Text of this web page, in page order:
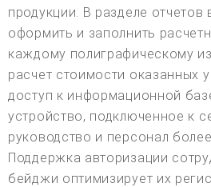
продукции. В разделе
оформить и заполнить
каждому полиграфическому
расчет стоимости оказанных
доступ к информационной
устройство, подключенное к
руководство и персонал
Поддержка авторизации
бейджи оптимизирует их